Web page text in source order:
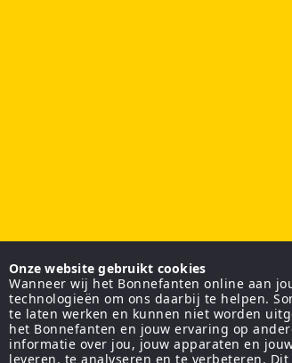
Onze website gebruikt cookies
Wanneer wij het Bonnefanten online aan
technologieën om ons daarbij te helpen.
te laten werken en kunnen niet worden
het Bonnefanten en jouw ervaring op
informatie over jou, jouw apparaten en
leveren, te analyseren en te verbeteren.